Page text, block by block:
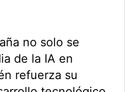
no solo se
de la IA en
refuerza su